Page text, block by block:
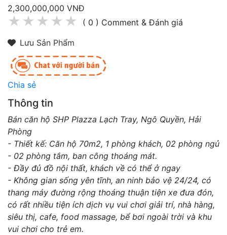
2,300,000,000 VNĐ
★ ★ ★ ★ ★
( 0 ) Comment & Đánh giá
Lưu Sản Phẩm
Chia sẻ
Thông tin
Bán căn hộ SHP Plazza Lạch Tray, Ngô Quyền, Hải
Phòng
- Thiết kế: Căn hộ 70m2, 1 phòng khách, 02 phòng ngủ
- 02 phòng tắm, ban công thoáng mát.
- Đầy đủ đồ nội thất, khách về có thể ở ngay
- Không gian sống yên tĩnh, an ninh bảo vệ 24/24, có
thang máy đường rộng thoáng thuận tiện xe đưa đón,
có rất nhiều tiện ích dịch vụ vui chơi giải trí, nhà hàng,
siêu thị, cafe, food massage, bể bơi ngoài trời và khu
vui chơi cho trẻ em.